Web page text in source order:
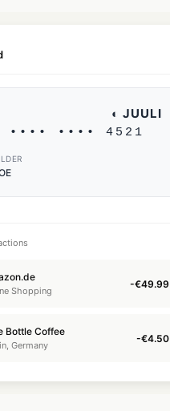
◐ JUULI
•••• •••• 4521
Shopping
-€49.99
Bottle Coffee
Germany
-€4.50